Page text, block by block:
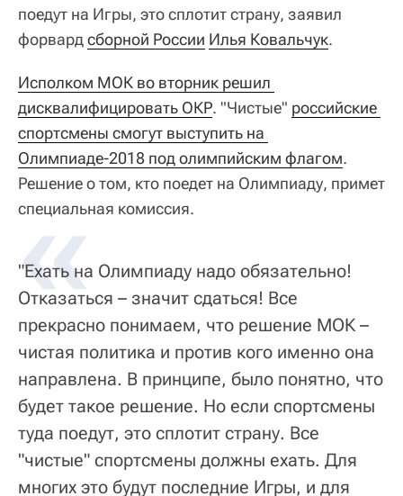
поедут на Игры, это сплотит страну, заявил
форвардсборной России Илья Ковальчук.
Исполком МОК во вторник решил
дисквалифицировать ОКР. "Чистые" российские
спортсмены смогут выступить на
Олимпиаде-2018 под олимпийским флагом.
Решение о том, кто поедет на Олимпиаду, примет
специальная комиссия.
"Ехать на Олимпиаду надо обязательно!
Отказаться – значит сдаться! Все
прекрасно понимаем, что решение МОК –
чистая политика и против кого именно она
направлена. В принципе, было понятно, что
будет такое решение. Но если спортсмены
туда поедут, это сплотит страну. Все
"чистые" спортсмены должны ехать. Для
многих это будут последние Игры, и для